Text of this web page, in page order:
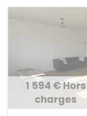
1 594 € Hors
charges